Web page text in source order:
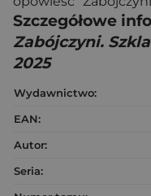
Szczegółowe
Zabójczyni.
2025
Wydawnictwo:
EAN:
Autor:
Seria: